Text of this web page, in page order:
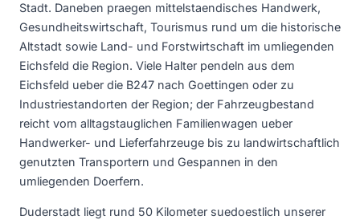
Stadt. Daneben praegen mittelstaendisches Handwerk,
Gesundheitswirtschaft, Tourismus rund um die historische
Altstadt sowie Land- und Forstwirtschaft im umliegenden
Eichsfeld die Region. Viele Halter pendeln aus dem
Eichsfeld ueber die B247 nach Goettingen oder zu
Industriestandorten der Region; der Fahrzeugbestand
reicht vom alltagstauglichen Familienwagen ueber
Handwerker- und Lieferfahrzeuge bis zu landwirtschaftlich
genutzten Transportern und Gespannen in den
umliegenden Doerfern.
Duderstadt liegt rund 50 Kilometer suedoestlich unserer